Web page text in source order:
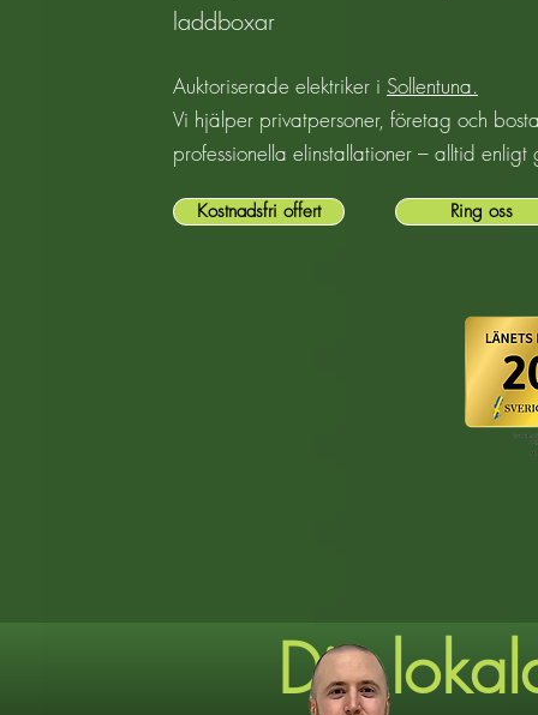
laddboxar
Auktoriserade elektriker i Sollentuna.
Vi hjälper privatpersoner, företag och
professionella elinstallationer – alltid
Kostnadsfri offert Ring oss
Din